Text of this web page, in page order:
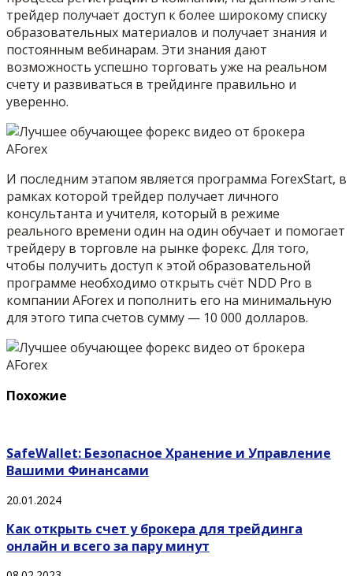
трейдер получает доступ к более широкому списку
образовательных материалов и получает знания и
постоянным вебинарам. Эти знания дают
возможность успешно торговать уже на реальном
счету и развиваться в трейдинге правильно и
уверенно.
И последним этапом является программа ForexStart, в
рамках которой трейдер получает личного
консультанта и учителя, который в режиме
реального времени один на один обучает и помогает
трейдеру в торговле на рынке форекс. Для того,
чтобы получить доступ к этой образовательной
программе необходимо открыть счёт NDD Pro в
компании AForex и пополнить его на минимальную
для этого типа счетов сумму — 10 000 долларов.
Похожие
SafeWallet: Безопасное Хранение и Управление
Вашими Финансами
20.01.2024
Как открыть счет у брокера для трейдинга
онлайн и всего за пару минут